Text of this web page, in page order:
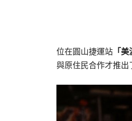
位在圓山捷運站 「
與原住民合作才推出